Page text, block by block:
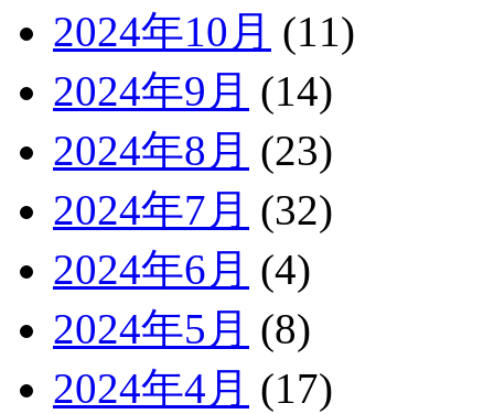
2024年10月 (11)
2024年9月 (14)
2024年8月 (23)
2024年7月 (32)
2024年6月 (4)
2024年5月 (8)
2024年4月 (17)